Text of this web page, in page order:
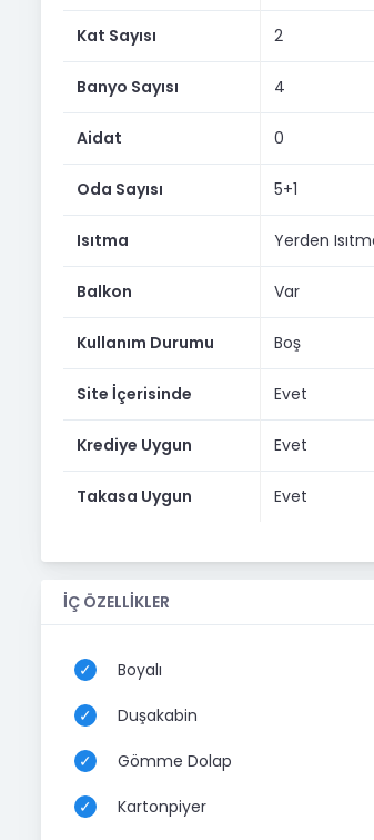
Detaylı bilgi ve yerinde görmek için
Kat Sayısı 2
Banyo Sayısı 4
Aidat 0
Oda Sayısı 5+1
Isıtma Yerden
Balkon Var
Kullanım Durumu Boş
Site İçerisinde Evet
Krediye Uygun Evet
Takasa Uygun Evet
İÇ ÖZELLİKLER
Boyalı
Duşakabin
Gömme Dolap
Kartonpiyer